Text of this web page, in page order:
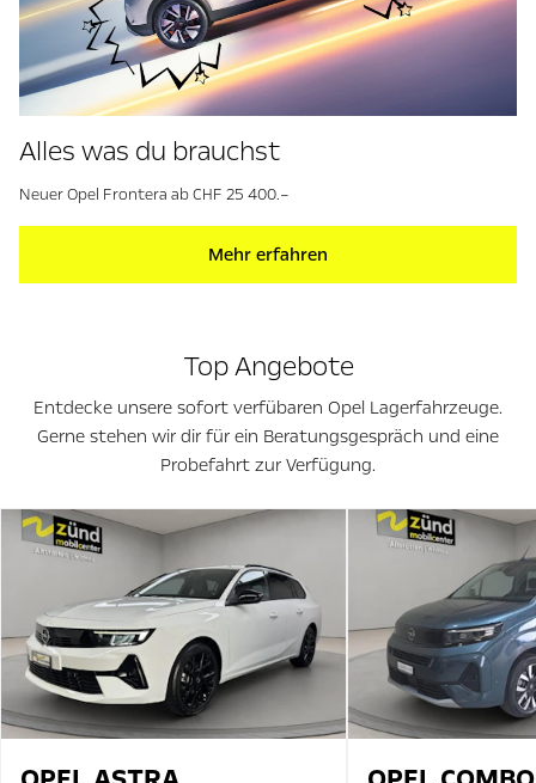
Alles was du brauchst
Neuer Opel Frontera ab CHF 25 400.–
Mehr erfahren
Top Angebote
Entdecke unsere sofort verfübaren Opel Lagerfahrzeuge.
Gerne stehen wir dir für ein Beratungsgespräch und eine
Probefahrt zur Verfügung.